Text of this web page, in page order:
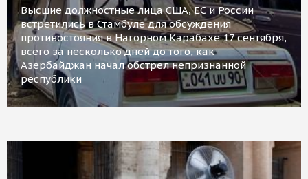
Высшие должностные лица США, ЕС и России
встретились в Стамбуле для обсуждения
противостояния в Нагорном Карабахе 17 сентября,
всего за несколько дней до того, как
Азербайджан начал обстрел непризнанной
республики